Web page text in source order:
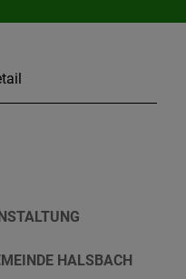
HALSBACH